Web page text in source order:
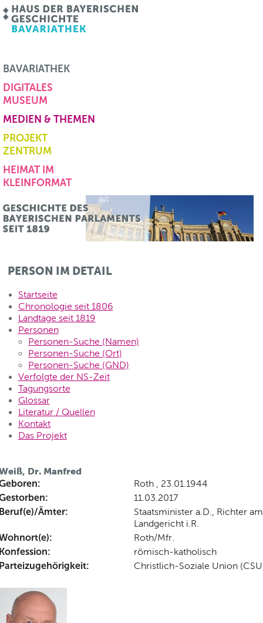
BAVARIATHEK
DIGITALES
MUSEUM
MEDIEN & THEMEN
PROJEKT
ZENTRUM
HEIMAT IM
KLEINFORMAT
PERSON IM DETAIL
Startseite
Chronologie seit 1806
Landtage seit 1819
Personen
Personen-Suche (Namen)
Personen-Suche (Ort)
Personen-Suche (GND)
Verfolgte der NS-Zeit
Tagungsorte
Glossar
Literatur / Quellen
Kontakt
Das Projekt
Dr. Manfred
Roth , 23.01.1944
11.03.2017
Ämter:
Staatsminister a.D., Richter am
Landgericht i.R.
Roth/Mfr.
römisch-katholisch
Christlich-Soziale Union